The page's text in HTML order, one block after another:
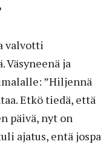
valvotti
ja
”Hiljennä
Etkö tiedä, että
päivä, nyt on
ajatus, entä jospa